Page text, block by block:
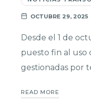
OCTUBRE 29, 2025
Desde el 1 de
puesto fin al uso
gestionadas por
READ MORE